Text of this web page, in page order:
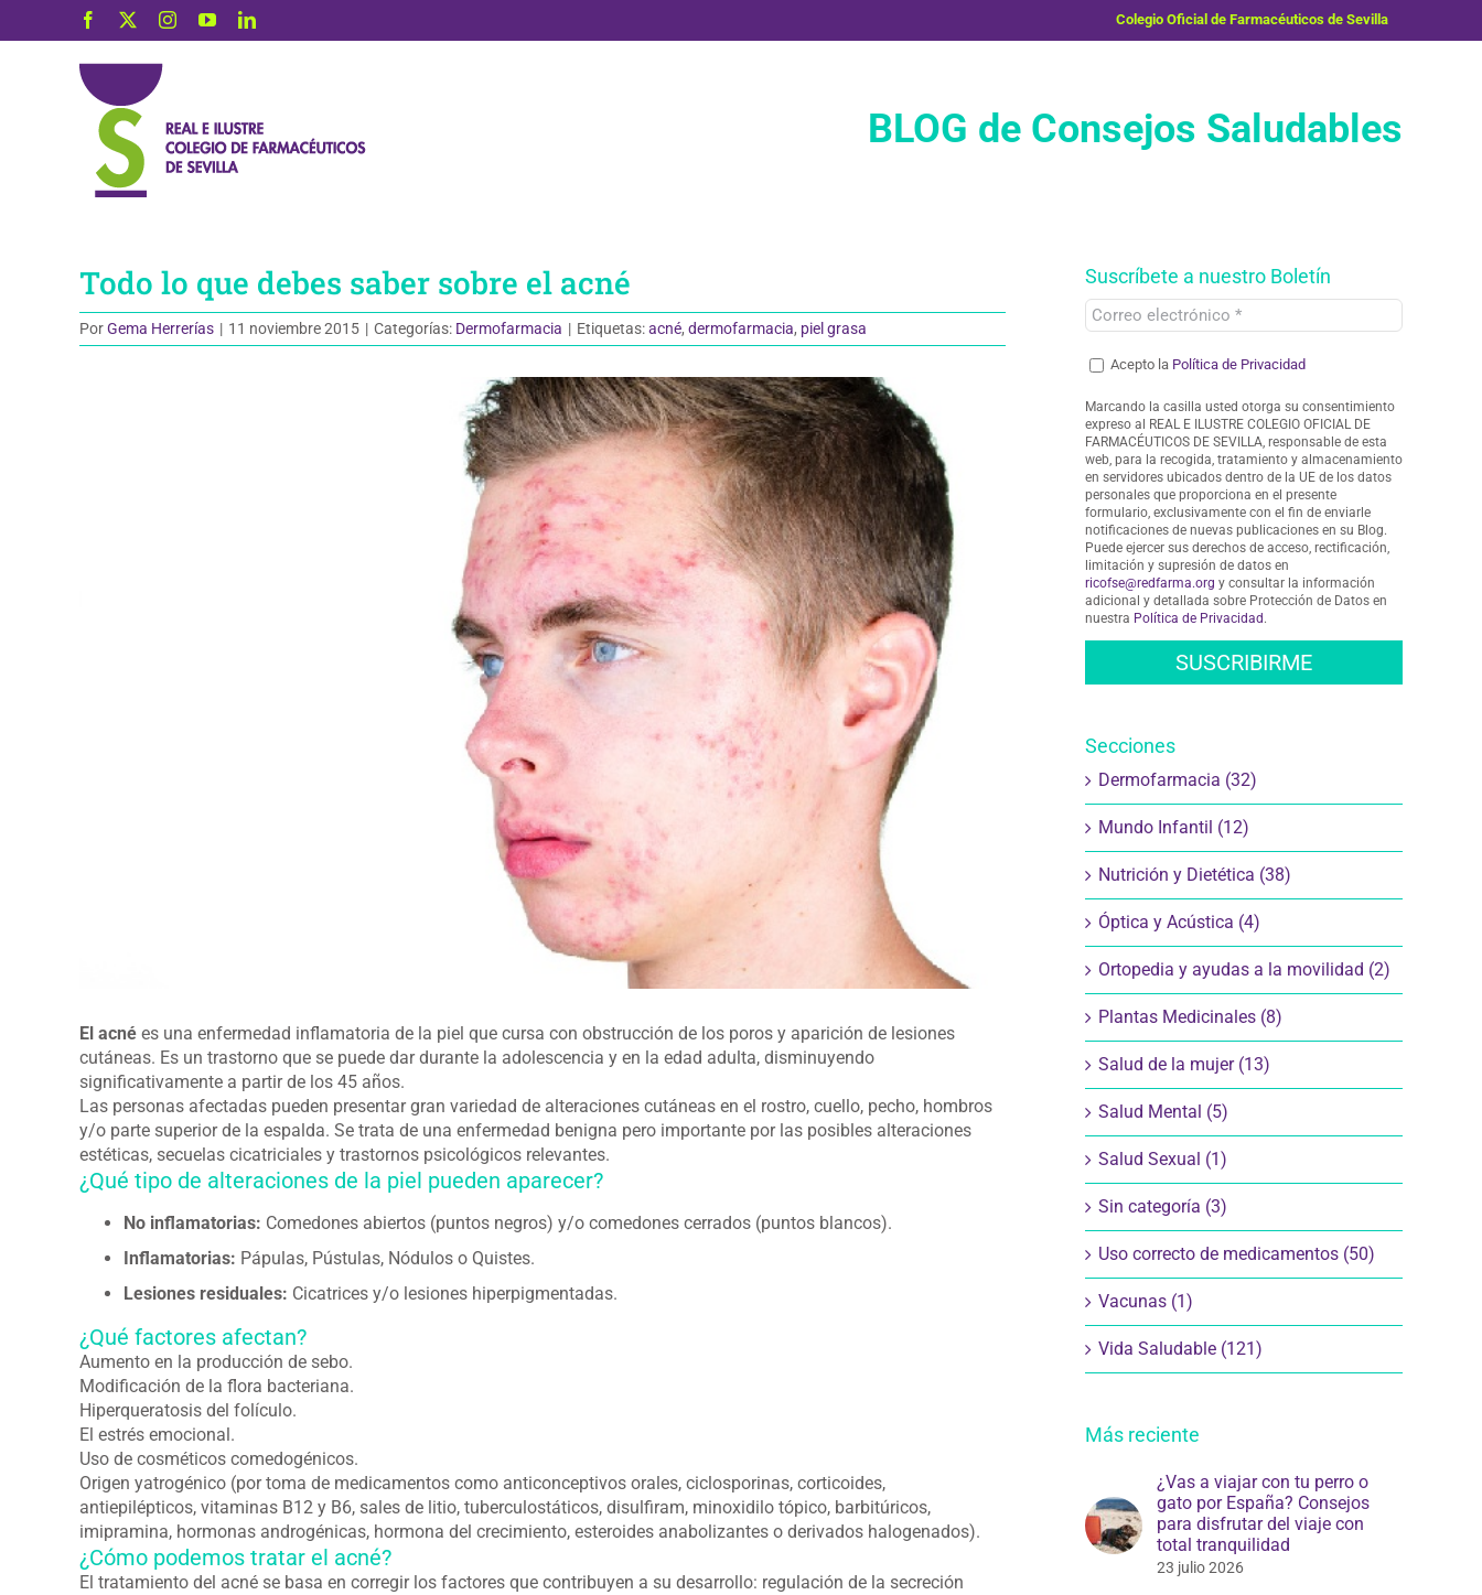
Facebook InstagramYouTubeLinkedIn Colegio Oficial de Farmacéuticos de Sevilla
BLOG de Consejos Saludables
Todo lo que debes saber sobre el acné
PorGema Herrerías | 11 noviembre 2015 | Categorías: Dermofarmacia | Etiquetas:acné, dermofarmacia, piel grasa
El acné es una enfermedad inflamatoria de la piel que cursa con obstrucción de los poros y aparición de lesiones
cutáneas. Es un trastorno que se puede dar durante la adolescencia y en la edad adulta, disminuyendo
significativamente a partir de los 45 años.
Las personas afectadas pueden presentar gran variedad de alteraciones cutáneas en el rostro, cuello, pecho, hombros
y/o parte superior de la espalda. Se trata de una enfermedad benigna pero importante por las posibles alteraciones
estéticas, secuelas cicatriciales y trastornos psicológicos relevantes.
¿Qué tipo de alteraciones de la piel pueden aparecer?
No inflamatorias: Comedones abiertos (puntos negros) y/o comedones cerrados (puntos blancos).
Inflamatorias: Pápulas, Pústulas, Nódulos o Quistes.
Lesiones residuales: Cicatrices y/o lesiones hiperpigmentadas.
¿Qué factores afectan?
Aumento en la producción de sebo.
Modificación de la flora bacteriana.
Hiperqueratosis del folículo.
El estrés emocional.
Uso de cosméticos comedogénicos.
Origen yatrogénico (por toma de medicamentos como anticonceptivos orales, ciclosporinas, corticoides,
antiepilépticos, vitaminas B12 y B6, sales de litio, tuberculostáticos, disulfiram, minoxidilo tópico, barbitúricos,
imipramina, hormonas androgénicas, hormona del crecimiento, esteroides anabolizantes o derivados halogenados).
¿Cómo podemos tratar el acné?
El tratamiento del acné se basa en corregir los factores que contribuyen a su desarrollo: regulación de la secreción
Suscríbete a nuestro Boletín
Acepto la Política de Privacidad
Marcando la casilla usted otorga su consentimiento
expreso al REAL E ILUSTRE COLEGIO OFICIAL DE
FARMACÉUTICOS DE SEVILLA, responsable de esta
web, para la recogida, tratamiento y almacenamiento
en servidores ubicados dentro de la UE de los datos
personales que proporciona en el presente
formulario, exclusivamente con el fin de enviarle
notificaciones de nuevas publicaciones en su Blog.
Puede ejercer sus derechos de acceso, rectificación,
limitación y supresión de datos en
ricofse@redfarma.org y consultar la información
adicional y detallada sobre Protección de Datos en
nuestra Política de Privacidad .
Secciones
Dermofarmacia (32)
Mundo Infantil (12)
Nutrición y Dietética (38)
Óptica y Acústica (4)
Ortopedia y ayudas a la movilidad (2)
Plantas Medicinales (8)
Salud de la mujer (13)
Salud Mental (5)
Salud Sexual (1)
Sin categoría (3)
Uso correcto de medicamentos (50)
Vacunas (1)
Vida Saludable (121)
Más reciente
¿Vas a viajar con tu perro o
gato por España? Consejos
para disfrutar del viaje con
total tranquilidad
23 julio 2026